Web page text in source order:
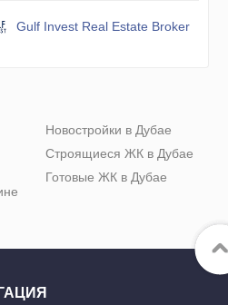
Gulf Invest Real Estate Broker
Новостройки в Дубае
Строящиеся ЖК в Дубае
Готовые ЖК в Дубае